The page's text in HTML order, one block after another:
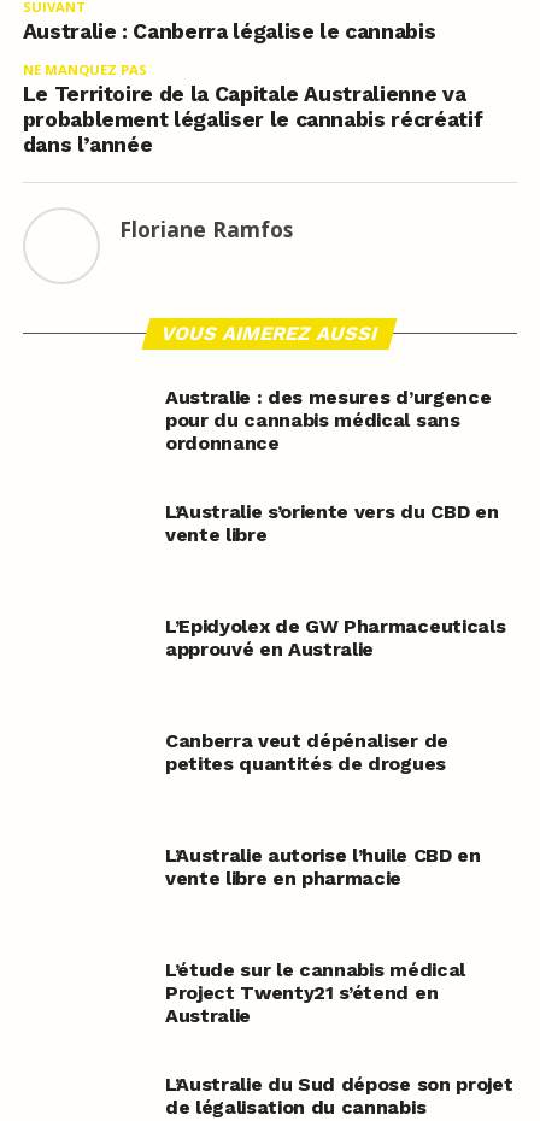
SUIVANT
Australie : Canberra légalise le cannabis
NE MANQUEZ PAS
Le Territoire de la Capitale Australienne va
probablement légaliser le cannabis récréatif
dans l’année
Floriane Ramfos
VOUS AIMEREZ AUSSI
Australie : des mesures d’urgence
pour du cannabis médical sans
ordonnance
L’Australie s’oriente vers du CBD en
vente libre
L’Epidyolex de GW Pharmaceuticals
approuvé en Australie
Canberra veut dépénaliser de
petites quantités de drogues
L’Australie autorise l’huile CBD en
vente libre en pharmacie
L’étude sur le cannabis médical
Project Twenty21 s’étend en
Australie
L’Australie du Sud dépose son projet
de légalisation du cannabis